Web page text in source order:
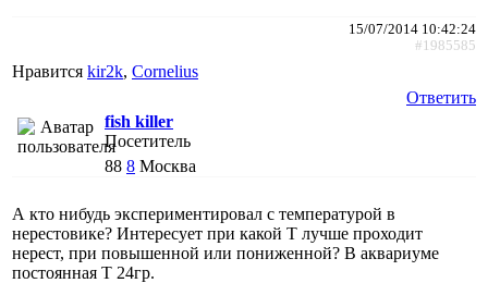
15/07/2014 10:42:24
#1985585
Нравится kir2k, Cornelius
Ответить
fish killer
Посетитель
88 8 Москва
А кто нибудь экспериментировал с температурой в
нерестовике? Интересует при какой Т лучше проходит
нерест, при повышенной или пониженной? В аквариуме
постоянная Т 24гр.